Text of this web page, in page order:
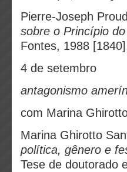
Pierre-Joseph
sobre o Princípio
Fontes, 1988
4 de setembro
antagonismo
com Marina
Marina Ghirotto
política, gênero e
Tese de doutorado